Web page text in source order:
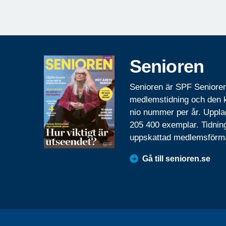
Senioren
Senioren är SPF
medlemstidning och den
nio nummer per år.
205 400 exemplar.
uppskattad
Gå till senioren.se